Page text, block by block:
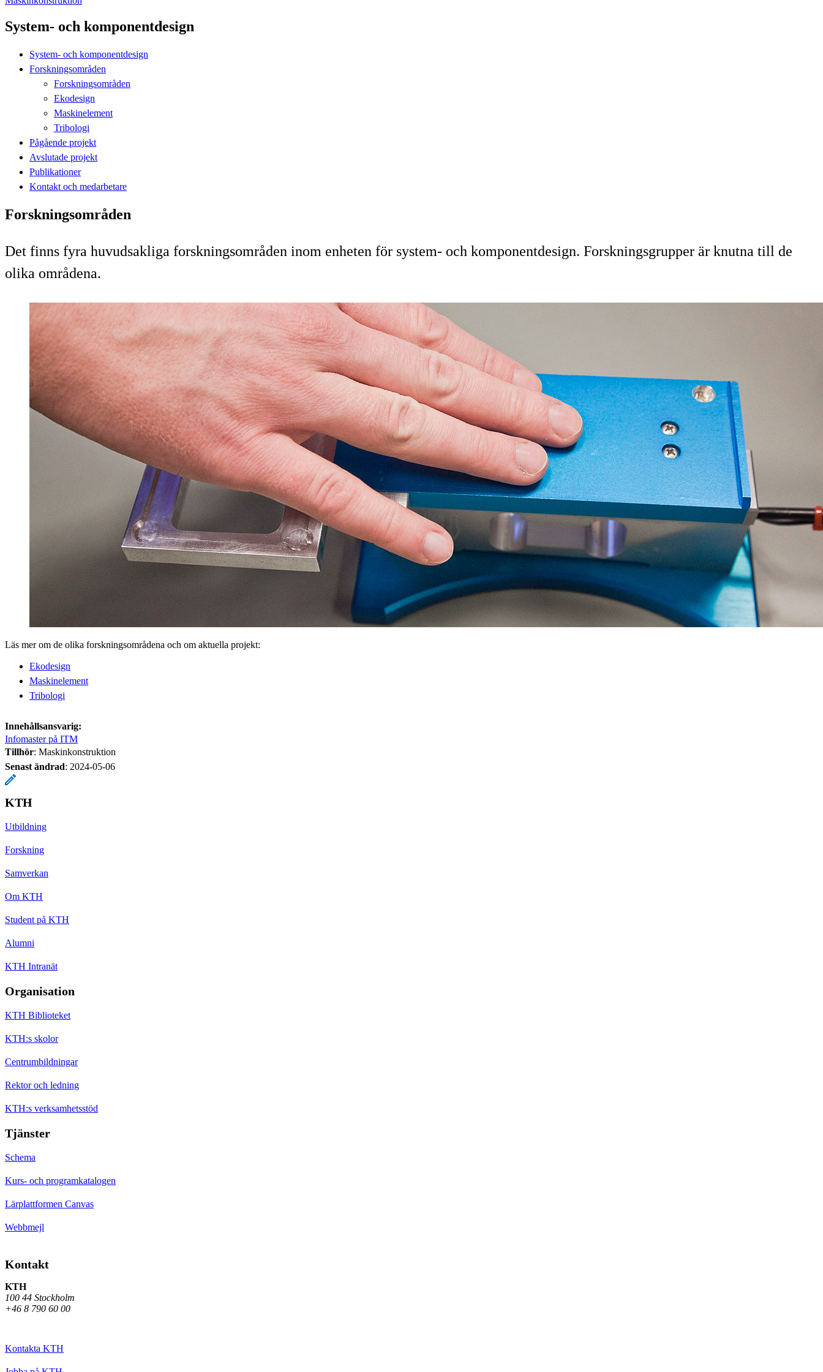
System- och komponentdesign
System- och komponentdesign
Forskningsområden
Forskningsområden
Ekodesign
Maskinelement
Tribologi
Pågående projekt
Avslutade projekt
Publikationer
Kontakt och medarbetare
Forskningsområden
Det finns fyra huvudsakliga forskningsområden inom enheten för system- och komponentdesign. Forskningsgrupper är knutna till de
olika områdena.
Läs mer om de olika forskningsområdena och om aktuella projekt:
Ekodesign
Maskinelement
Tribologi
Innehållsansvarig:
Infomaster på ITM
Tillhör: Maskinkonstruktion
Senast ändrad: 2024-05-06
KTH
Utbildning
Forskning
Samverkan
Om KTH
Student på KTH
Alumni
KTH Intranät
Organisation
KTH Biblioteket
KTH:s skolor
Centrumbildningar
Rektor och ledning
KTH:s verksamhetsstöd
Tjänster
Schema
Kurs- och programkatalogen
Lärplattformen Canvas
Webbmejl
Kontakt
KTH
100 44 Stockholm
+46 8 790 60 00
Kontakta KTH